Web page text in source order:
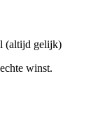
(altijd gelijk)
winst.